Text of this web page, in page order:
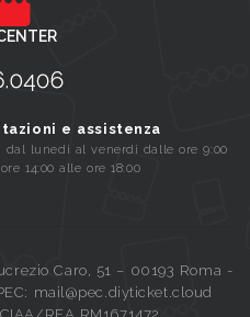
e assistenza
lunedi al venerdi dalle ore 9:00
14:00 alle ore 18:00
Caro, 51 – 00193 Roma -
mail@pec.diyticket.cloud